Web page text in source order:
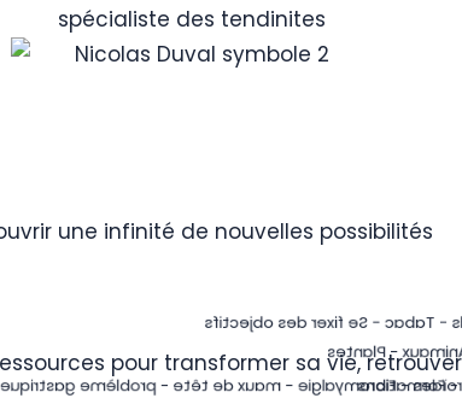
une infinité de nouvelles possibilités
Particuliers -
Anxiété - Stress Burn out -
- Fibromyalgie - maux de tête - problème
pour transformer sa vie,